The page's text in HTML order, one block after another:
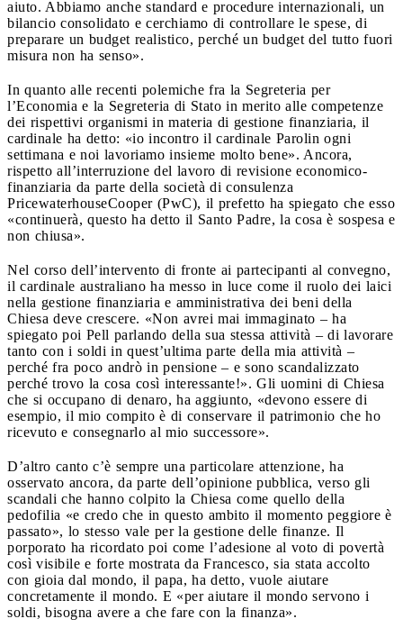
aiuto. Abbiamo anche standard e procedure internazionali, un
bilancio consolidato e cerchiamo di controllare le spese, di
preparare un budget realistico, perché un budget del tutto fuori
misura non ha senso».
In quanto alle recenti polemiche fra la Segreteria per
l’Economia e la Segreteria di Stato in merito alle competenze
dei rispettivi organismi in materia di gestione finanziaria, il
cardinale ha detto: «io incontro il cardinale Parolin ogni
settimana e noi lavoriamo insieme molto bene». Ancora,
rispetto all’interruzione del lavoro di revisione economico-
finanziaria da parte della società di consulenza
PricewaterhouseCooper (PwC), il prefetto ha spiegato che esso
«continuerà, questo ha detto il Santo Padre, la cosa è sospesa e
non chiusa».
Nel corso dell’intervento di fronte ai partecipanti al convegno,
il cardinale australiano ha messo in luce come il ruolo dei laici
nella gestione finanziaria e amministrativa dei beni della
Chiesa deve crescere. «Non avrei mai immaginato – ha
spiegato poi Pell parlando della sua stessa attività – di lavorare
tanto con i soldi in quest’ultima parte della mia attività –
perché fra poco andrò in pensione – e sono scandalizzato
perché trovo la cosa così interessante!». Gli uomini di Chiesa
che si occupano di denaro, ha aggiunto, «devono essere di
esempio, il mio compito è di conservare il patrimonio che ho
ricevuto e consegnarlo al mio successore».
D’altro canto c’è sempre una particolare attenzione, ha
osservato ancora, da parte dell’opinione pubblica, verso gli
scandali che hanno colpito la Chiesa come quello della
pedofilia «e credo che in questo ambito il momento peggiore è
passato», lo stesso vale per la gestione delle finanze. Il
porporato ha ricordato poi come l’adesione al voto di povertà
così visibile e forte mostrata da Francesco, sia stata accolto
con gioia dal mondo, il papa, ha detto, vuole aiutare
concretamente il mondo. E «per aiutare il mondo servono i
soldi, bisogna avere a che fare con la finanza».